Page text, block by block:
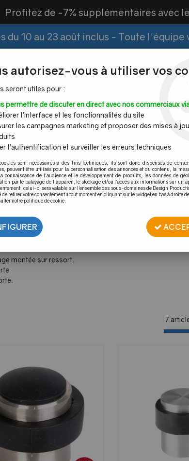
Profitez de -7% supplémentaires avec
du 10 au 23 août inclus - Toute l'équipe
Espace
Mains
Tubes et
barres inox
Câble inox &
filet inox
Butée de porte inox
murale ou fixation au sol dont l'amortissement est
montée sur ressort.
7
autorisez-vous à utiliser vos
seront utiles pour :
permettre de discuter en direct avec nos commerciaux
l'interface et les fonctionnalités du site
les campagnes marketing et proposer des mises à
l'authentification et surveiller les erreurs techniques
sont nécessaires à des fins techniques, ils sont donc dispensés de
peuvent être utilisés pour la personnalisation des annonces et du contenu, la
connaissance de l'audience et le développement de produits, les données de
par le balayage de l'appareil, le stockage et/ou l'accès aux informations sur un
celui-ci sera valable sur l’ensemble des sous-domaines de Design
retirer votre consentement à tout moment en cliquant sur le widget en bas à droite
notre politique de cookie.